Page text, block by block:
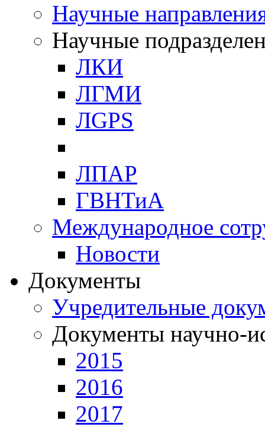
Научные
Научные
ЛКИ
ЛГМИ
ЛGPS
ЛПАР
ГВНТиА
Международное
Новости
Документы
Учредительные
Документы научно-
2015
2016
2017